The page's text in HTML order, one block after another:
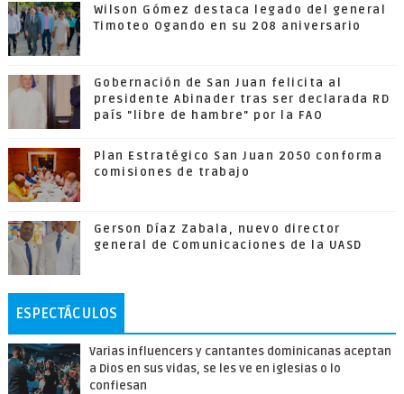
Wilson Gómez destaca legado del general
Timoteo Ogando en su 208 aniversario
Gobernación de San Juan felicita al
presidente Abinader tras ser declarada RD
país "libre de hambre" por la FAO
Plan Estratégico San Juan 2050 conforma
comisiones de trabajo
Gerson Díaz Zabala, nuevo director
general de Comunicaciones de la UASD
ESPECTÁCULOS
Varias influencers y cantantes dominicanas aceptan
a Dios en sus vidas, se les ve en iglesias o lo
confiesan